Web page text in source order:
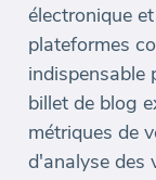
électronique
plateformes
indispensable
billet de blog
métriques de
d'analyse des